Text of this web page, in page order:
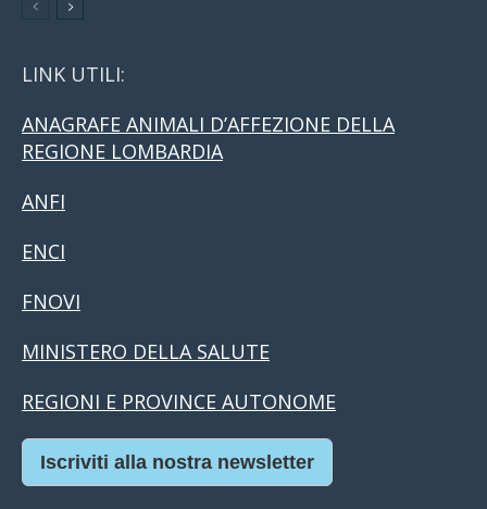
LINK UTILI:
ANAGRAFE ANIMALI D’AFFEZIONE DELLA
REGIONE LOMBARDIA
ANFI
ENCI
FNOVI
MINISTERO DELLA SALUTE
REGIONI E PROVINCE AUTONOME
Iscriviti alla nostra newsletter